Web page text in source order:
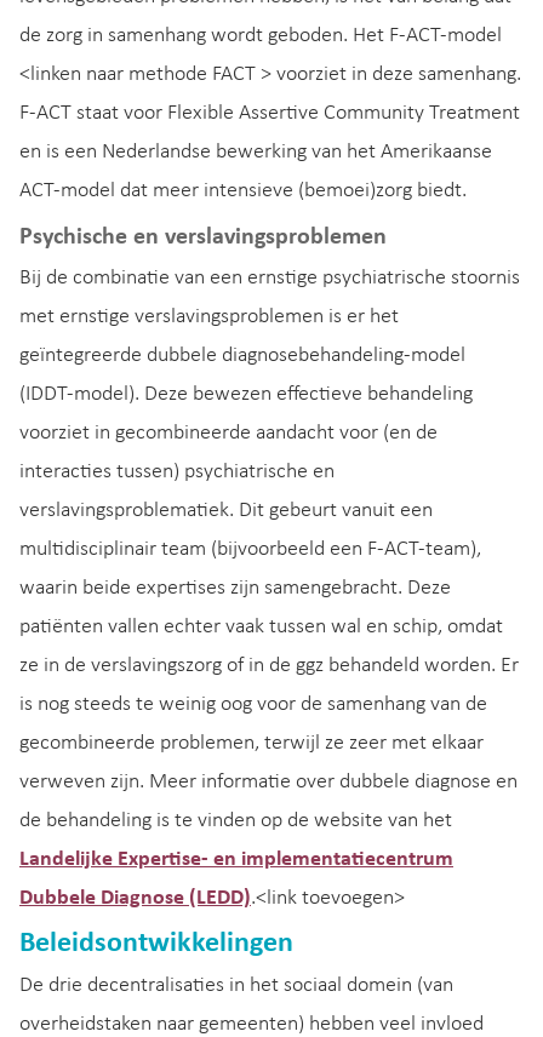
de zorg in samenhang wordt geboden. Het F-ACT-model
<linken naar methode FACT > voorziet in deze samenhang.
F-ACT staat voor Flexible Assertive Community Treatment
en is een Nederlandse bewerking van het Amerikaanse
ACT-model dat meer intensieve (bemoei)zorg biedt.
Psychische en verslavingsproblemen
Bij de combinatie van een ernstige psychiatrische stoornis
met ernstige verslavingsproblemen is er het
geïntegreerde dubbele diagnosebehandeling-model
(IDDT-model). Deze bewezen effectieve behandeling
voorziet in gecombineerde aandacht voor (en de
interacties tussen) psychiatrische en
verslavingsproblematiek. Dit gebeurt vanuit een
multidisciplinair team (bijvoorbeeld een F-ACT-team),
waarin beide expertises zijn samengebracht. Deze
patiënten vallen echter vaak tussen wal en schip, omdat
ze in de verslavingszorg of in de ggz behandeld worden. Er
is nog steeds te weinig oog voor de samenhang van de
gecombineerde problemen, terwijl ze zeer met elkaar
verweven zijn. Meer informatie over dubbele diagnose en
de behandeling is te vinden op de website van het
Landelijke Expertise- en implementatiecentrum
Dubbele Diagnose (LEDD).<link toevoegen>
Beleidsontwikkelingen
De drie decentralisaties in het sociaal domein (van
overheidstaken naar gemeenten) hebben veel invloed